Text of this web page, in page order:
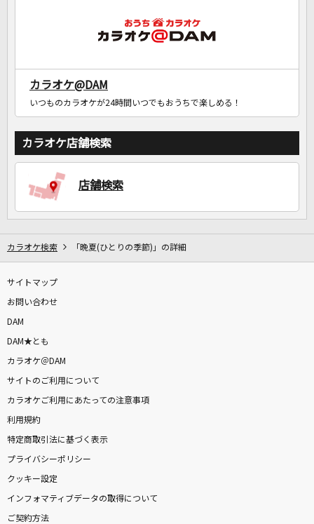
カラオケ@DAM
いつものカラオケが24時間いつでもおうちで楽しめる！
カラオケ店舗検索
店舗検索
カラオケ検索 「晩夏(ひとりの季節)」の詳細
サイトマップ
お問い合わせ
DAM
DAM★とも
カラオケ＠DAM
サイトのご利用について
カラオケご利用にあたっての注意事項
利用規約
特定商取引法に基づく表示
プライバシーポリシー
クッキー設定
インフォマティブデータの取得について
ご契約方法